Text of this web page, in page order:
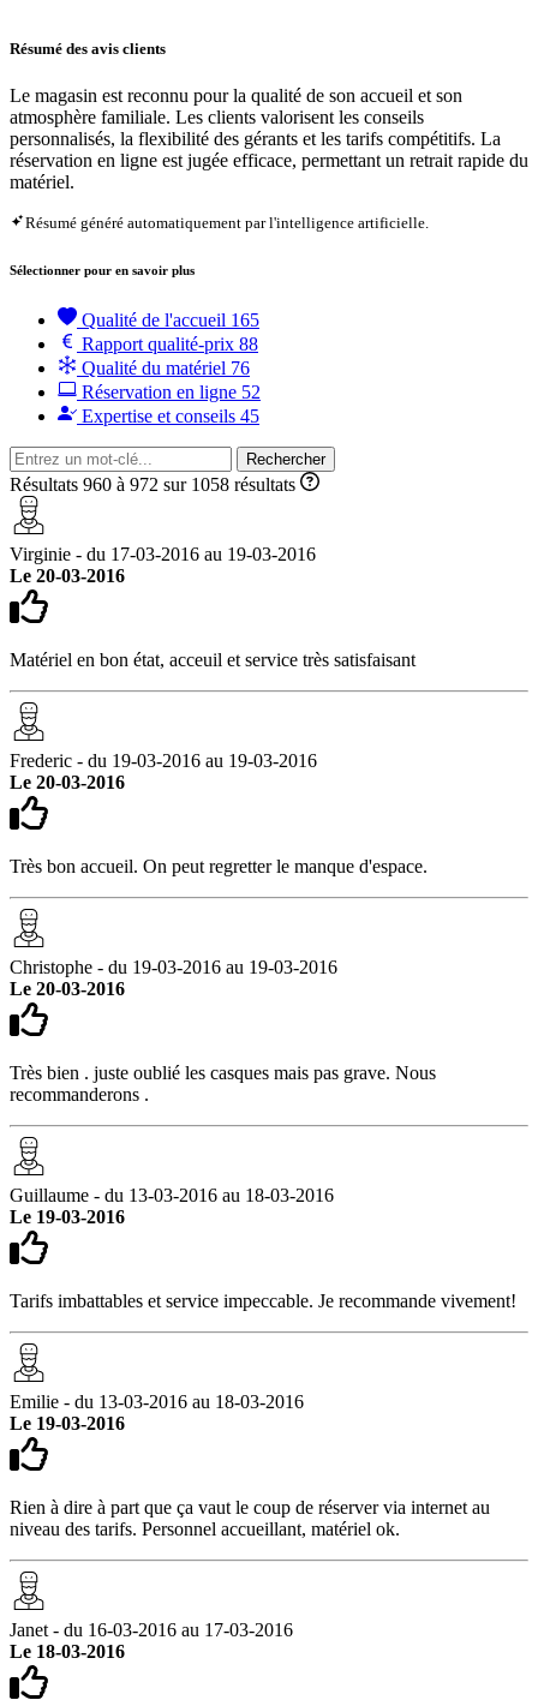
Résumé des avis clients
Le magasin est reconnu pour la qualité de son accueil et son
atmosphère familiale. Les clients valorisent les conseils
personnalisés, la flexibilité des gérants et les tarifs compétitifs. La
réservation en ligne est jugée efficace, permettant un retrait rapide du
matériel.
Résumé généré automatiquement par l'intelligence artificielle.
Sélectionner pour en savoir plus
Qualité de l'accueil 165
Rapport qualité-prix 88
Qualité du matériel 76
Réservation en ligne 52
Expertise et conseils 45
Rechercher
Résultats 960 à 972 sur 1058 résultats
Virginie - du 17-03-2016 au 19-03-2016
Le 20-03-2016
Matériel en bon état, acceuil et service très satisfaisant
Frederic - du 19-03-2016 au 19-03-2016
Le 20-03-2016
Très bon accueil. On peut regretter le manque d'espace.
Christophe - du 19-03-2016 au 19-03-2016
Le 20-03-2016
Très bien . juste oublié les casques mais pas grave. Nous
recommanderons .
Guillaume - du 13-03-2016 au 18-03-2016
Le 19-03-2016
Tarifs imbattables et service impeccable. Je recommande vivement!
Emilie - du 13-03-2016 au 18-03-2016
Le 19-03-2016
Rien à dire à part que ça vaut le coup de réserver via internet au
niveau des tarifs. Personnel accueillant, matériel ok.
Janet - du 16-03-2016 au 17-03-2016
Le 18-03-2016